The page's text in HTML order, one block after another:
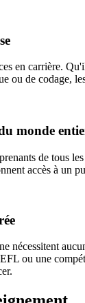
en carrière.
ou de codage,
monde
de tous
accès à un
nécessitent
ou une